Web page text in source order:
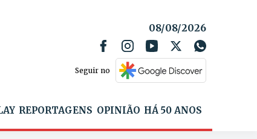
08/08/2026
Seguir no
REPORTAGENS OPINIÃO HÁ 50 ANOS